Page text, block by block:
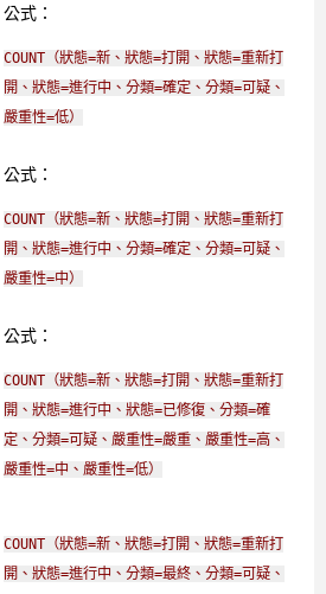
公式：
COUNT（狀態=新​​、狀態=打開、狀態=重新打
開、狀態=進行中、分類=確定、分類=可疑、
嚴重性=低）
公式：
COUNT（狀態=新​​、狀態=打開、狀態=重新打
開、狀態=進行中、分類=確定、分類=可疑、
嚴重性=中）
公式：
COUNT（狀態=新​​、狀態=打開、狀態=重新打
開、狀態=進行中、狀態=已修復、分類=確
定、分類=可疑、嚴重性=嚴重、嚴重性=高、
嚴重性=中、嚴重性=低）
COUNT（狀態=新​​、狀態=打開、狀態=重新打
開、狀態=進行中、分類=最終、分類=可疑、